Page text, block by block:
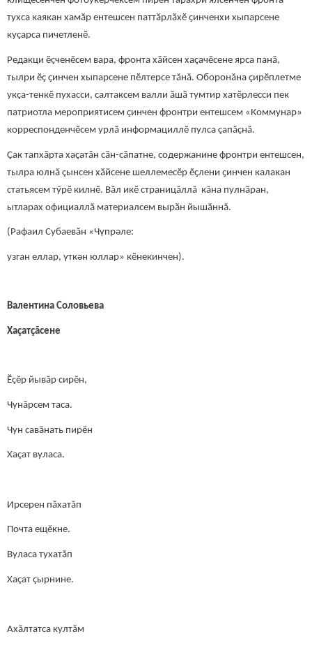
тухса каякан хамӑр ентешсен паттӑрлӑхӗ ҫинченхи хыпарсене
куçарса пичетленӗ.
Редакци ӗçченӗсем вара, фронта хӑйсен хаҫачӗсене ярса панӑ,
тылри ӗç ҫинчен хыпарсене пӗлтерсе тăнă. Оборонăна ҫирӗплетме
укҫа-тенкӗ пухасси, салтаксем валли ӑшӑ тумтир хатӗрлесси пек
патриотла мероприятисем ҫинчен фронтри ентешсем «Коммунар»
корреспонденчӗсем урлӑ информациллӗ пулса çапăçнă.
Ҫак тапхӑрта хаҫатăн сӑн-сӑпатне, содержанине фронтри ентешсен,
тылра юлнă çынсен хӑйсене шеллемесӗр ӗҫлени ҫинчен калакан
статьясем тӳрӗ килнӗ. Вӑл икӗ страницăллă кăна пулнӑран,
ытларах официаллӑ материалсем вырӑн йышӑннă.
(Рафаил Субаевăн «Чүпрәле:
узган еллар, үткән юллар» кӗнекинчен).
Валентина Соловьева
Хаçатçăсене
Ĕçĕр йывăр сирĕн,
Чунăрсем таса.
Чун савăнать пирĕн
Хаçат вуласа.
Ирсерен пăхатăп
Почта ещĕкне.
Вуласа тухатăп
Хаçат çырнине.
Ахăлтатса култăм